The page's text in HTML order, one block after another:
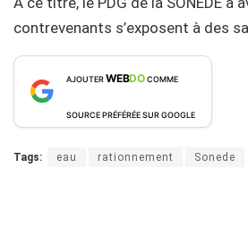
contrevenants s’exposent à des
AJOUTERWEBDOCOMME
SOURCE PRÉFÉRÉE SUR GOOGLE
Tags: eau rationnement Sonede